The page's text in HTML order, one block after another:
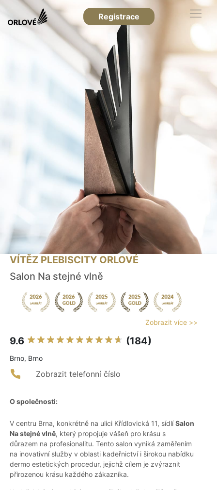
Registrace
VÍTĚZ PLEBISCITY ORLOVÉ
Salon Na stejné vlně
Zobrazit více >>
9.6 (184)
Brno, Brno
Zobrazit telefonní číslo
O společnosti:
V centru Brna, konkrétně na ulici Křídlovická 11, sídlíSalon
Na stejné vlně, který propojuje vášeň pro krásu s
důrazem na profesionalitu. Tento salon vyniká zaměřením
na inovativní služby v oblasti kadeřnictví i širokou nabídku
dermo estetických procedur, jejichž cílem je zvýraznit
přirozenou krásu každého zákazníka.